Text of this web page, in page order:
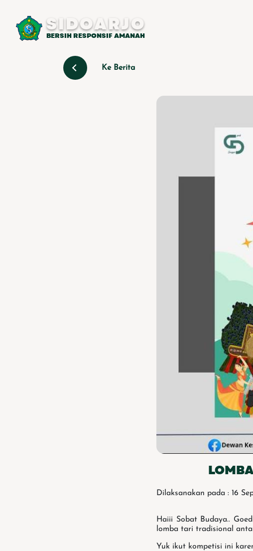
SIDOARJO
BERSIH RESPONSIF AMANAH
Ke Berita
Dilaksanakan pada : 16
Haiii Sobat Budaya..
lomba tari tradisional
Yuk ikut kompetisi ini